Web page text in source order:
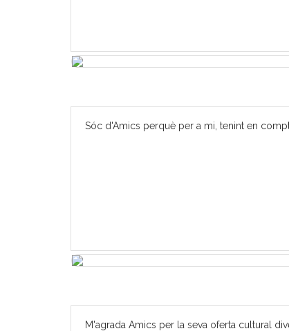
Sóc d'Amics perquè per a mi, tenint en
M'agrada Amics per la seva oferta cultural